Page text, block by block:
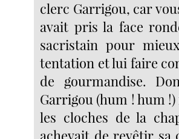
clerc Garrigou, car
avait pris la face
sacristain pour
tentation et lui faire
de gourmandise.
Garrigou (hum ! hum
les cloches de la
achevait de revêtir sa